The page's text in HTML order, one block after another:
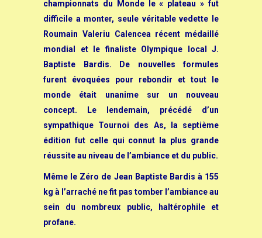
championnats du Monde le « plateau » fut
difficile a monter, seule véritable vedette le
Roumain Valeriu Calencea récent médaillé
mondial et le finaliste Olympique local J.
Baptiste Bardis. De nouvelles formules
furent évoquées pour rebondir et tout le
monde était unanime sur un nouveau
concept. Le lendemain, précédé d’un
sympathique Tournoi des As, la septième
édition fut celle qui connut la plus grande
réussite au niveau de l’ambiance et du public.
Même le Zéro de Jean Baptiste Bardis à 155
kg à l’arraché ne fit pas tomber l’ambiance au
sein du nombreux public, haltérophile et
profane.